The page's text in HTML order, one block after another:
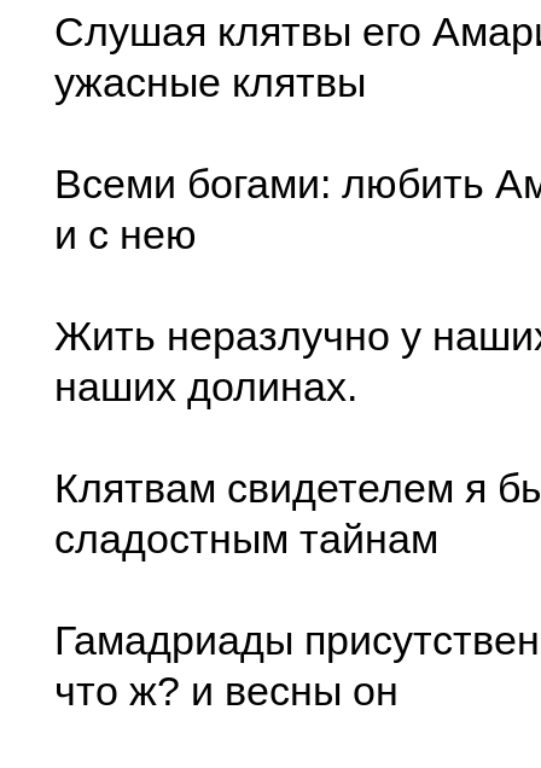
Слушая клятвы его
ужасные клятвы
Всеми богами: любить
и с нею
Жить неразлучно у
наших долинах.
Клятвам свидетелем я
сладостным тайнам
Гамадриады
что ж? и весны он